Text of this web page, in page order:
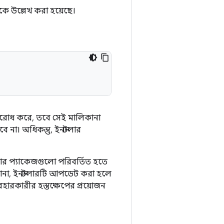
উল্লেখ করা হয়েছে।
করে, তবে সেই মালিকানা
না। অধিকন্তু, ইনস্টলার
প্যাকেজগুলো পরিবর্তিত হতে
ইনস্টলারটি আপডেট করা হলে
হস্তক্ষেপের প্রয়োজন